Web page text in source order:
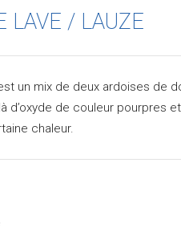
LAVE / LAUZE
un mix de deux ardoises de
d’oxyde de couleur pourpres
chaleur.